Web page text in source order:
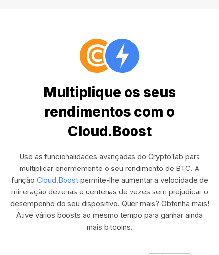
Multiplique os seus
rendimentos com o
Cloud.Boost
Use as funcionalidades avançadas do CryptoTab para
multiplicar enormemente o seu rendimento de BTC. A
função Cloud.Boostpermite-lhe aumentar a velocidade de
mineração dezenas e centenas de vezes sem prejudicar o
desempenho do seu dispositivo. Quer mais? Obtenha mais!
Ative vários boosts ao mesmo tempo para ganhar ainda
mais bitcoins.